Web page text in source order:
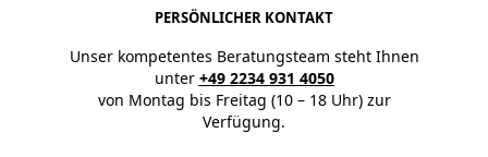
PERSÖNLICHER KONTAKT
Unser kompetentes Beratungsteam steht Ihnen
unter +49 2234 931 4050
von Montag bis Freitag (10 – 18 Uhr) zur
Verfügung.